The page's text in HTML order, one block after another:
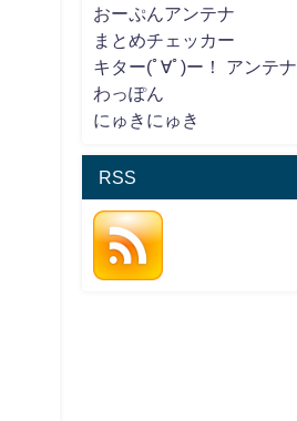
おーぷんアンテナ
まとめチェッカー
キター(ﾟ∀ﾟ)ー！ アンテナ
わっぽん
にゅきにゅき
RSS